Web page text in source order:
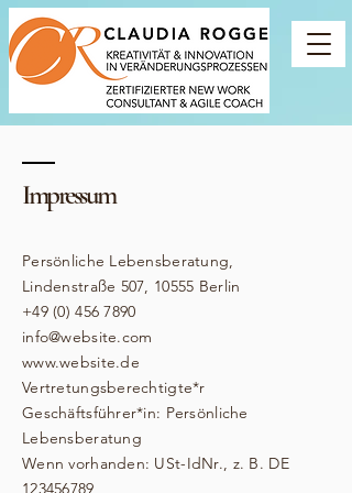
Impressum
Persönliche Lebensberatung,
Lindenstraße 507, 10555 Berlin
+49 (0) 456 7890
info@website.com
www.website.de
Vertretungsberechtigte*r
Geschäftsführer*in: Persönliche
Lebensberatung
Wenn vorhanden: USt-IdNr., z. B. DE
123456789